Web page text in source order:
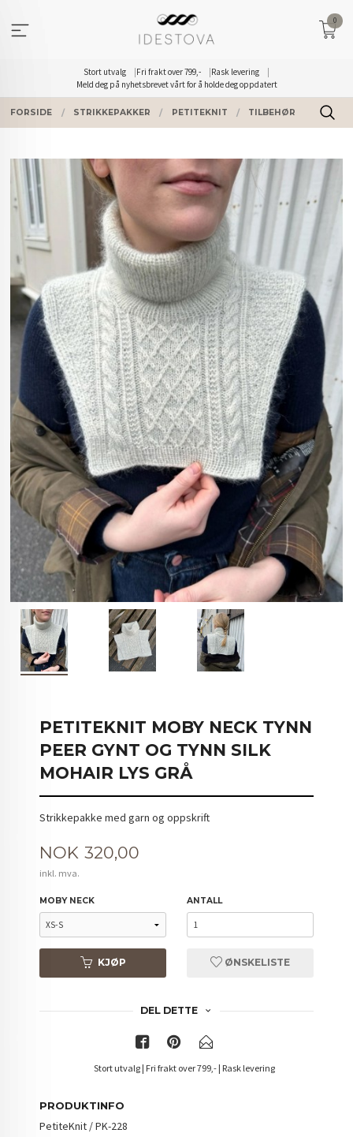
innholdet
Stort utvalg Fri frakt over 799,-
Rask levering
Meld deg på nyhetsbrevet vårt for å holde deg oppdatert
0
FORSIDE STRIKKEPAKKER PETITEKNIT TILBEHØR
PETITEKNIT MOBY NECK TYNN
PEER GYNT OG TYNN SILK
MOHAIR LYS GRÅ
Strikkepakke med garn og oppskrift
Pris
NOK 320,00
inkl. mva.
MOBY NECK ANTALL
KJØP ØNSKELISTE
DEL DETTE
Stort utvalg | Fri frakt over 799,- | Rask levering
PRODUKTINFO
PetiteKnit / PK-228